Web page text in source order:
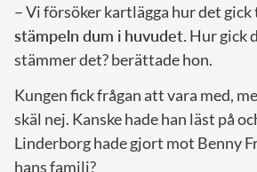
– Vi försöker kartlägga hur det gick
stämpeln dum i huvudet.Hur gick
stämmer det? berättade hon.
Kungen fick frågan att vara med,
skäl nej. Kanske hade han läst på
Linderborg hade gjort mot Benny
hans familj?